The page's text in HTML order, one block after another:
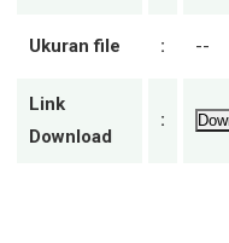
Ukuran file : --
Link
Download
: